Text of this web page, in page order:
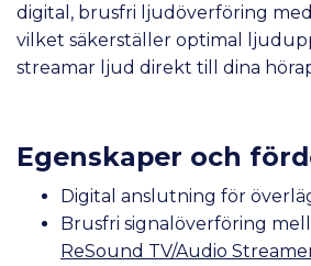
digital, brusfri ljudöverföring
vilket säkerställer optimal
streamar ljud direkt till dina
Egenskaper och
Digital anslutning för
Brusfri signalöverföring
ReSound TV/Audio